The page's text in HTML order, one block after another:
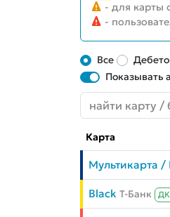
- для карты
-
Все
Показывать
Карта
Мультикарта /
Black Т-Банк ДК